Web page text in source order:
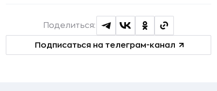
Подписаться на телеграм-канал
Поделиться: